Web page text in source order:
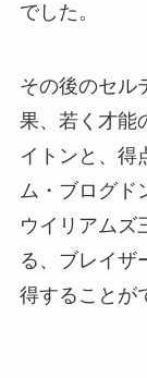
でした。
その後のセル
果、若く才能
イトンと、得
ム・ブログド
ウイリアムズ
る、ブレイザ
得することが